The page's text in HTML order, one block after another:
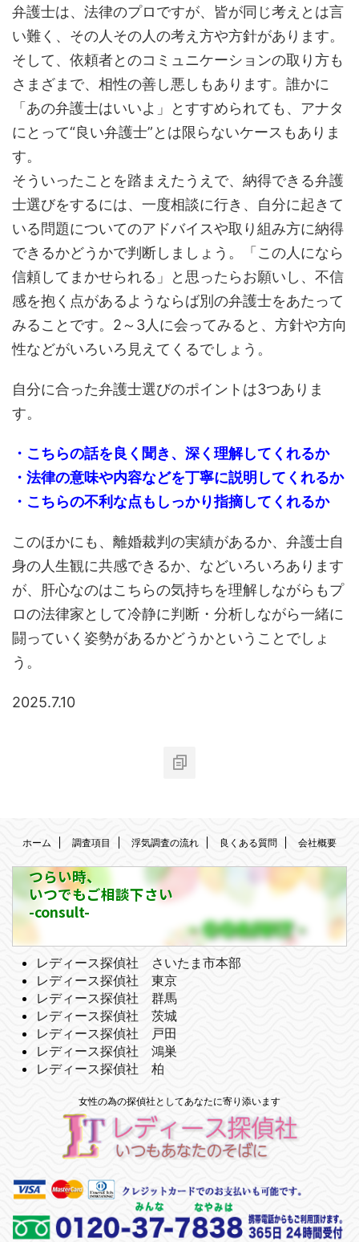
弁護士は、法律のプロですが、皆が同じ考えとは言
い難く、その人その人の考え方や方針があります。
そして、依頼者とのコミュニケーションの取り方も
さまざまで、相性の善し悪しもあります。誰かに
「あの弁護士はいいよ」とすすめられても、アナタ
にとって“良い弁護士”とは限らないケースもありま
す。
そういったことを踏まえたうえで、納得できる弁護
士選びをするには、一度相談に行き、自分に起きて
いる問題についてのアドバイスや取り組み方に納得
できるかどうかで判断しましょう。「この人になら
信頼してまかせられる」と思ったらお願いし、不信
感を抱く点があるようならば別の弁護士をあたって
みることです。2～3人に会ってみると、方針や方向
性などがいろいろ見えてくるでしょう。
自分に合った弁護士選びのポイントは3つありま
す。
・こちらの話を良く聞き、深く理解してくれるか
・法律の意味や内容などを丁寧に説明してくれるか
・こちらの不利な点もしっかり指摘してくれるか
このほかにも、離婚裁判の実績があるか、弁護士自
身の人生観に共感できるか、などいろいろあります
が、肝心なのはこちらの気持ちを理解しながらもプ
ロの法律家として冷静に判断・分析しながら一緒に
闘っていく姿勢があるかどうかということでしょ
う。
2025.7.10
ホーム 調査項目 浮気調査の流れ 良くある質問 会社概要
つらい時、
いつでもご相談下さい
-consult-
レディース探偵社 さいたま市本部
レディース探偵社 東京
レディース探偵社 群馬
レディース探偵社 茨城
レディース探偵社 戸田
レディース探偵社 鴻巣
レディース探偵社 柏
女性の為の探偵社としてあなたに寄り添います